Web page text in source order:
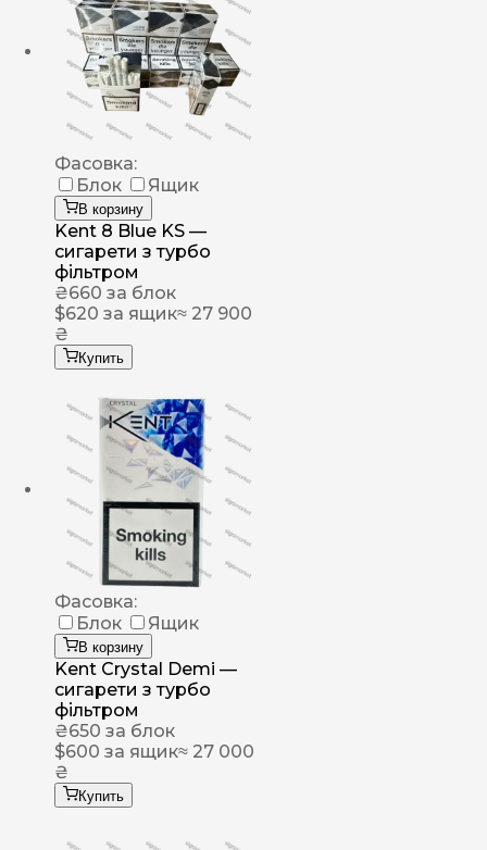
Фасовка:
Блок
Ящик
В корзину
Kent 8 Blue KS —
сигарети з турбо
фільтром
₴660 за блок
$620 за ящик≈ 27 900
₴
Купить
Фасовка:
Блок
Ящик
В корзину
Kent Crystal Demi —
сигарети з турбо
фільтром
₴650 за блок
$600 за ящик≈ 27 000
₴
Купить